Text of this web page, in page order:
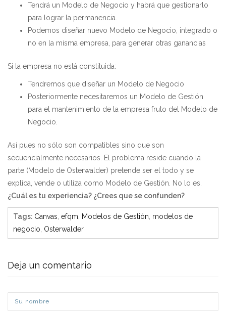
Tendrá un Modelo de Negocio y habrá que gestionarlo
para lograr la permanencia.
Podemos diseñar nuevo Modelo de Negocio, integrado o
no en la misma empresa, para generar otras ganancias
Si la empresa no está constituida:
Tendremos que diseñar un Modelo de Negocio
Posteriormente necesitaremos un Modelo de Gestión
para el mantenimiento de la empresa fruto del Modelo de
Negocio.
Así pues no sólo son compatibles sino que son
secuencialmente necesarios. El problema reside cuando la
parte (Modelo de Osterwalder) pretende ser el todo y se
explica, vende o utiliza como Modelo de Gestión. No lo es.
¿Cuál es tu experiencia? ¿Crees que se confunden?
Tags: Canvas efqm Modelos de Gestión modelos de
negocio Osterwalder
Deja un comentario